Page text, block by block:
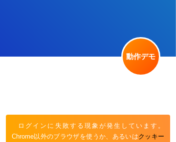
動作デモ
ログインに失敗する現象が発生しています。
Chrome以外のブラウザを使うか、あるいはクッキー